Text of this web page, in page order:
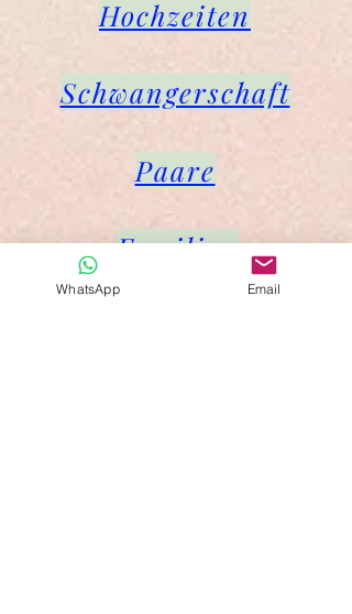
Hochzeiten
Schwangerschaft
Paare
Familien
WhatsApp Email